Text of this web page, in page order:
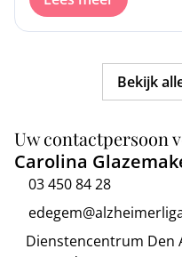
Bekijk
Uw contactpersoon
Carolina
03 450 84 28
Dienstencentrum Den